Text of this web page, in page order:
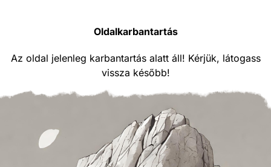
Oldalkarbantartás
Az oldal jelenleg karbantartás alatt áll! Kérjük, látogass
vissza később!